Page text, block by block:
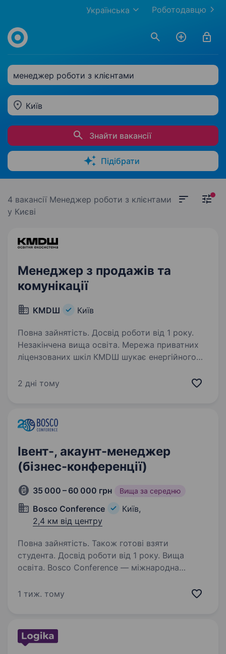
Роботодавцю
Українська
менеджер роботи з клієнтами
Київ
Знайти вакансії
Підібрати
4 вакансії Менеджер роботи з клієнтами
у Києві
Менеджер з продажів та
комунікації
КМDШ Київ
Повна зайнятість. Досвід роботи від 1 року.
Незакінчена вища освіта. Мережа приватних
ліцензованих шкіл КМDШ шукає енергійного
та клієнтського сервісу. Якщо комунікації
2 дні тому
Івент-, акаунт-менеджер
(бізнес-конференції)
35 000 – 60 000 грн Вища за середню
Bosco Conference
Київ,
2,4 км від центру
Повна зайнятість. Також готові взяти
студента. Досвід роботи від 1 року. Вища
освіта. Bosco Conference — міжнародна
досвідом, у організації міжнародних
бізнесу — створення цікавих…
1 тиж. тому